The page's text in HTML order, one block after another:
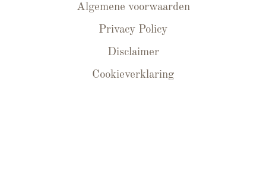
Algemene voorwaarden
Privacy Policy
Disclaimer
Cookieverklaring